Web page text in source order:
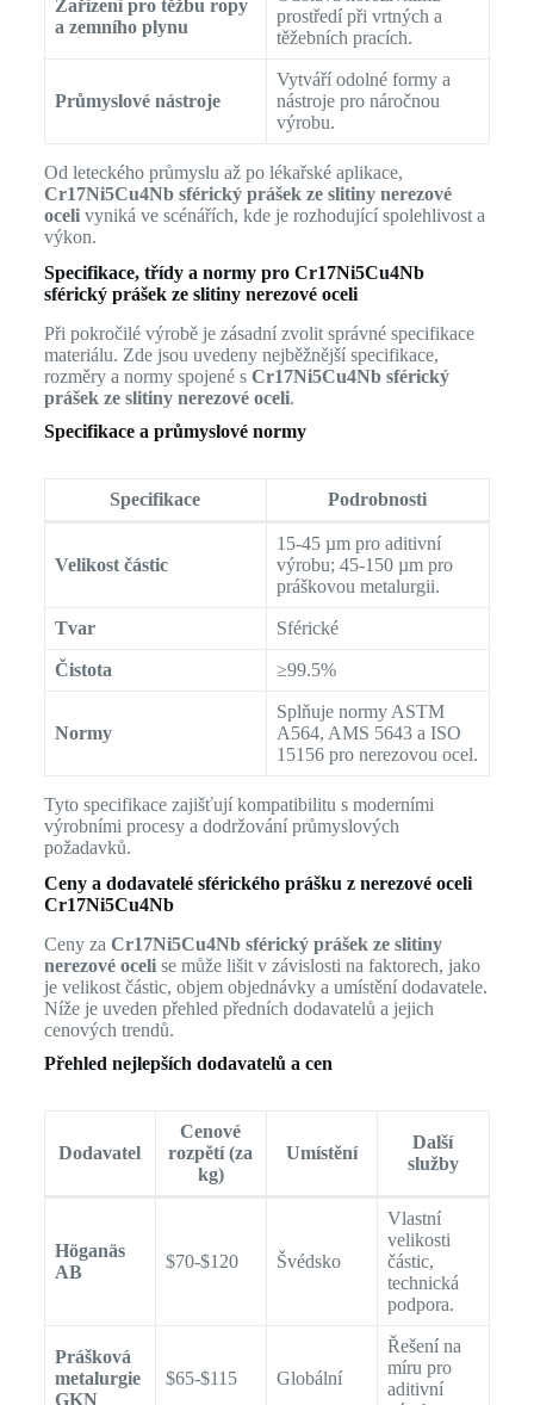
Zařízení pro těžbu ropy
a zemního plynu
prostředí při vrtných a
těžebních pracích.
Průmyslové nástroje
Vytváří odolné formy a
nástroje pro náročnou
výrobu.
Od leteckého průmyslu až po lékařské aplikace,
Cr17Ni5Cu4Nb sférický prášek ze slitiny nerezové
ocelivyniká ve scénářích, kde je rozhodující spolehlivost a
výkon.
Specifikace, třídy a normy pro Cr17Ni5Cu4Nb
sférický prášek ze slitiny nerezové oceli
Při pokročilé výrobě je zásadní zvolit správné specifikace
materiálu. Zde jsou uvedeny nejběžnější specifikace,
rozměry a normy spojené s Cr17Ni5Cu4Nb sférický
prášek ze slitiny nerezové oceli.
Specifikace a průmyslové normy
Specifikace Podrobnosti
Velikost částic
15-45 µm pro aditivní
výrobu; 45-150 µm pro
práškovou metalurgii.
Tvar Sférické
Čistota ≥99.5%
Normy
Splňuje normy ASTM
A564, AMS 5643 a ISO
15156 pro nerezovou ocel.
Tyto specifikace zajišťují kompatibilitu s moderními
výrobními procesy a dodržování průmyslových
požadavků.
Ceny a dodavatelé sférického prášku z nerezové oceli
Cr17Ni5Cu4Nb
Ceny za Cr17Ni5Cu4Nb sférický prášek ze slitiny
nerezové ocelise může lišit v závislosti na faktorech, jako
je velikost částic, objem objednávky a umístění dodavatele.
Níže je uveden přehled předních dodavatelů a jejich
cenových trendů.
Přehled nejlepších dodavatelů a cen
Dodavatel
Cenové
rozpětí (za
kg)
Umístění
Další
služby
Höganäs
AB
$70-$120 Švédsko
Vlastní
velikosti
částic,
technická
podpora.
Prášková
metalurgie
GKN
$65-$115 Globální
Řešení na
míru pro
aditivní